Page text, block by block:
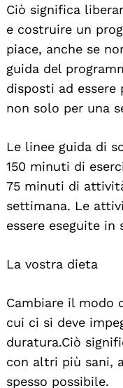
Ciò significa
e costruire un
piace, anche se
guida del
disposti ad essere
non solo per una
Le linee guida di
150 minuti di
75 minuti di
settimana. Le
essere eseguite in
La vostra dieta
Cambiare il modo
cui ci si deve
duratura. Ciò
con altri più sani,
spesso possibile.